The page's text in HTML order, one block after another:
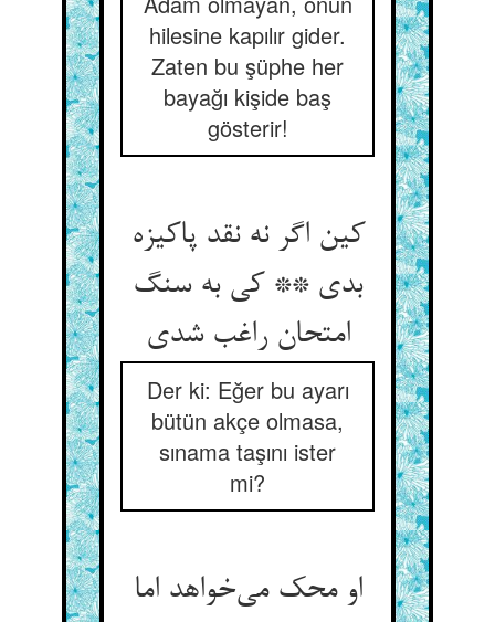
hilesine kapılır gider.
Zaten bu şüphe her
bayağı kişide baş
gösterir!
کین اگر نه نقد پاکیزه
بدی ** کی به سنگ
امتحان راغب شدی
Der ki: Eğer bu ayarı
bütün akçe olmasa,
sınama taşını ister
mi?
او محک می‌خواهد اما